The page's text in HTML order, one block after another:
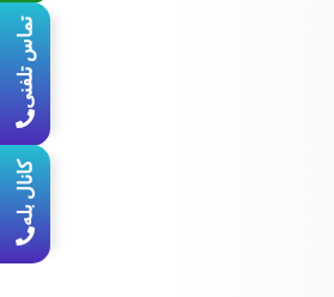
تماس تلفنی
کانال بله